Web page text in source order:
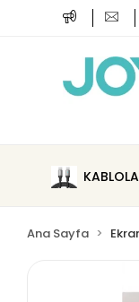
Ana Sayfa